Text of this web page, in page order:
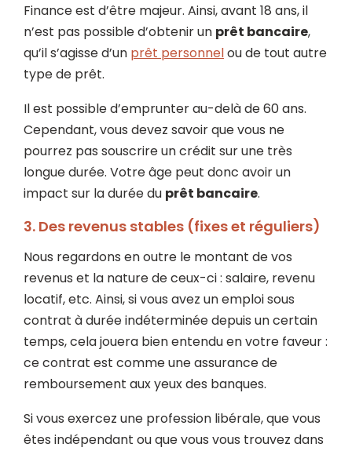
Finance est d’être majeur. Ainsi, avant 18 ans, il
n’est pas possible d’obtenir un prêt bancaire,
qu’il s’agisse d’un prêt personnelou de tout autre
type de prêt.
Il est possible d’emprunter au-delà de 60 ans.
Cependant, vous devez savoir que vous ne
pourrez pas souscrire un crédit sur une très
longue durée. Votre âge peut donc avoir un
impact sur la durée du prêt bancaire.
3. Des revenus stables (fixes et réguliers)
Nous regardons en outre le montant de vos
revenus et la nature de ceux-ci : salaire, revenu
locatif, etc. Ainsi, si vous avez un emploi sous
contrat à durée indéterminée depuis un certain
temps, cela jouera bien entendu en votre faveur :
ce contrat est comme une assurance de
remboursement aux yeux des banques.
Si vous exercez une profession libérale, que vous
êtes indépendant ou que vous vous trouvez dans